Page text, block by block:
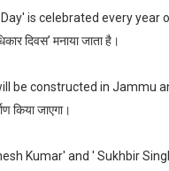
is celebrated every year
दिवस’ मनाया जाता है।
be constructed in Jammu
किया जाएगा।
Kumar' and ' Sukhbir